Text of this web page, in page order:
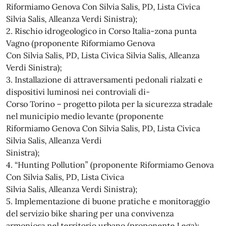
Riformiamo Genova Con Silvia Salis, PD, Lista Civica
Silvia Salis, Alleanza Verdi Sinistra);
2. Rischio idrogeologico in Corso Italia-zona punta
Vagno (proponente Riformiamo Genova
Con Silvia Salis, PD, Lista Civica Silvia Salis, Alleanza
Verdi Sinistra);
3. Installazione di attraversamenti pedonali rialzati e
dispositivi luminosi nei controviali di-
Corso Torino – progetto pilota per la sicurezza stradale
nel municipio medio levante (proponente
Riformiamo Genova Con Silvia Salis, PD, Lista Civica
Silvia Salis, Alleanza Verdi
Sinistra);
4. “Hunting Pollution” (proponente Riformiamo Genova
Con Silvia Salis, PD, Lista Civica
Silvia Salis, Alleanza Verdi Sinistra);
5. Implementazione di buone pratiche e monitoraggio
del servizio bike sharing per una convivenza